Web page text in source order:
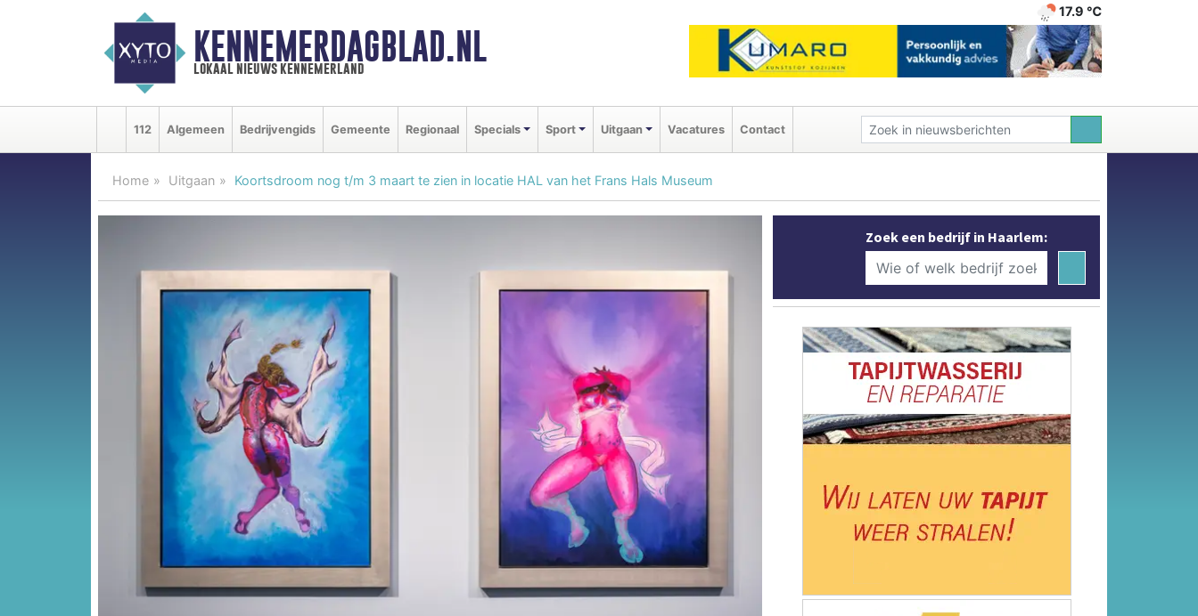
KENNEMERDAGBLAD.NL
lokaal nieuws kennemerland
17.9 ℃
112 Algemeen Bedrijvengids Gemeente Regionaal Specials Sport Uitgaan Vacatures Contact
Home Uitgaan Koortsdroom nog t/m 3 maart te zien in locatie HAL van het Frans Hals Museum
Zoek een bedrijf in Haarlem: